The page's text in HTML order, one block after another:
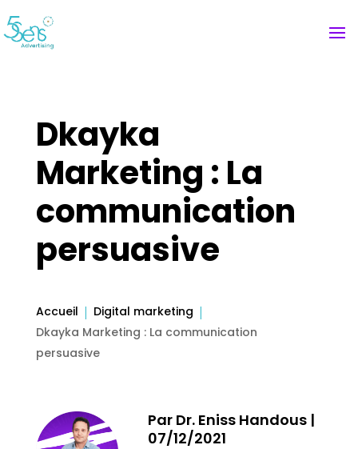
Dkayka
Marketing : La
communication
persuasive
Accueil
Digital marketing
Dkayka Marketing : La communication
persuasive
Par Dr. Eniss Handous|
07/12/2021